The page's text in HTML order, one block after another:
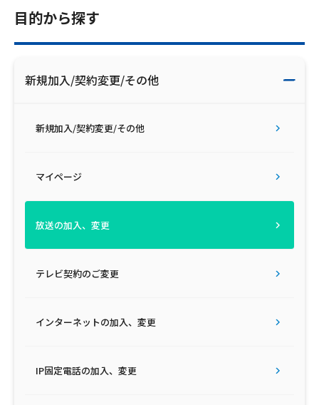
プライバシーポリシー
広告掲載のご案内
目的から探す
新規加入/契約変更/その他
新規加入/契約変更/その他
マイページ
放送の加入、変更
テレビ契約のご変更
インターネットの加入、変更
IP固定電話の加入、変更